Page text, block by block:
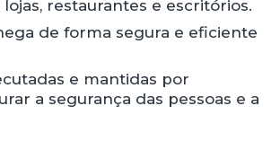
restaurantes e escritórios.
de forma segura e eficiente
e mantidas por
a segurança das pessoas e a